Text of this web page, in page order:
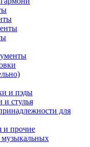
и пэды
и стулья
для
и прочие